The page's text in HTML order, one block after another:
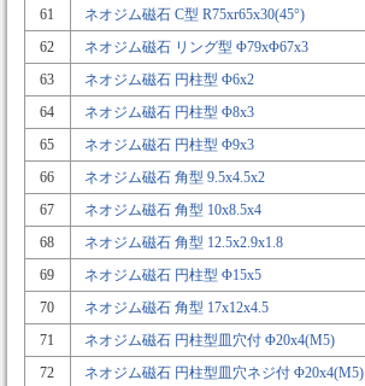
61
ネオジム磁石 C型 R75xr65x30(45°)
62
ネオジム磁石 リング型 Φ79xΦ67x3
63
ネオジム磁石 円柱型 Φ6x2
64
ネオジム磁石 円柱型 Φ8x3
65
ネオジム磁石 円柱型 Φ9x3
66
ネオジム磁石 角型 9.5x4.5x2
67
ネオジム磁石 角型 10x8.5x4
68
ネオジム磁石 角型 12.5x2.9x1.8
69
ネオジム磁石 円柱型 Φ15x5
70
ネオジム磁石 角型 17x12x4.5
71
ネオジム磁石 円柱型皿穴付 Φ20x4(M5)
72
ネオジム磁石 円柱型皿穴ネジ付 Φ20x4(M5)